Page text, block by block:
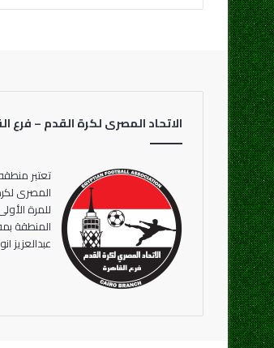
الاتحاد المصرى لكرة القدم – فرع
تعتبر
عبدالعزيز